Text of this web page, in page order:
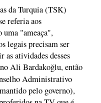
da Turquia (TSK)
referia aos
uma "ameaça",
legais precisam ser
as atividades desses
Ali Bardakoğlu, então
Administrativo
pelo governo),